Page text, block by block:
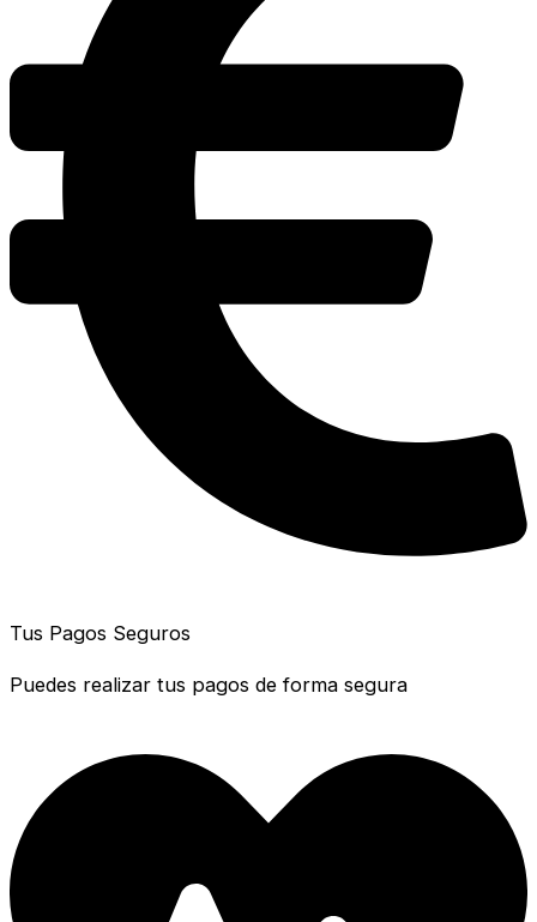
Tus Pagos Seguros
Puedes realizar tus pagos de forma segura